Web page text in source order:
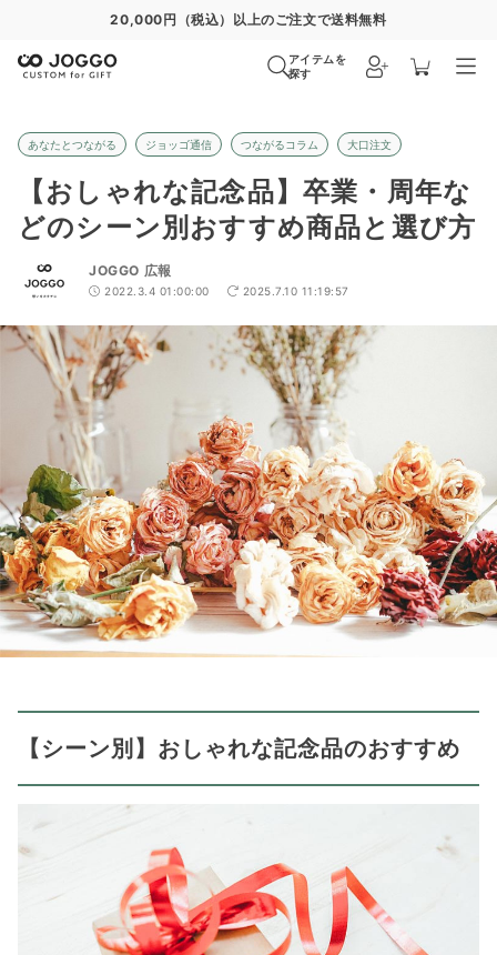
通常便 8/31 特急便 8/25 超特急便−
アイテムを
探す
あなたとつながる ジョッゴ通信 つながるコラム 大口注文
【おしゃれな記念品】卒業・周年な
どのシーン別おすすめ商品と選び方
JOGGO 広報
2022.3.4 01:00:00 2025.7.10 11:19:57
【シーン別】おしゃれな記念品のおすすめ